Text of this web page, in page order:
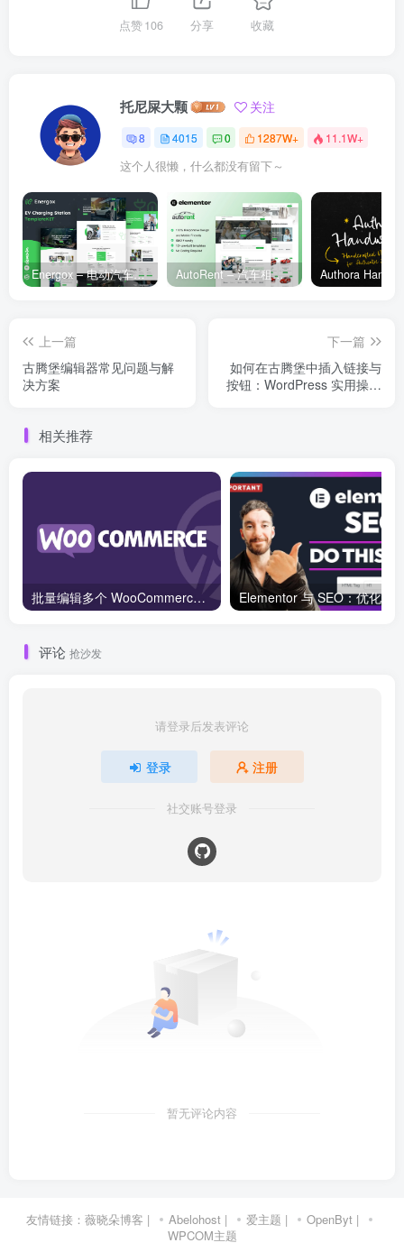
点赞106 分享 收藏
托尼屎大颗 关注
8 4015 0 1287W+ 11.1W+
这个人很懒，什么都没有留下～
Energox – 电动汽车充电站 Elementor 模板套件 AutoRent – 汽车租赁服务 Elementor 模板套件
上一篇
古腾堡编辑器常见问题与解
决方案
下一篇
如何在古腾堡中插入链接与
按钮：WordPress 实用操作
相关推荐
批量编辑多个 WooCommerce 产品变体价格的 2 个方法？
评论 抢沙发
请登录后发表评论
登录 注册
社交账号登录
暂无评论内容
友情链接： 薇晓朵博客 | Abelohost | 爱主题 | OpenByt |
WPCOM主题